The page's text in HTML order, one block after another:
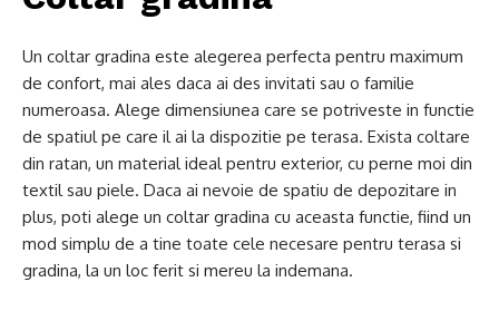
Un coltar gradina este alegerea perfecta pentru maximum
de confort, mai ales daca ai des invitati sau o familie
numeroasa. Alege dimensiunea care se potriveste in functie
de spatiul pe care il ai la dispozitie pe terasa. Exista coltare
din ratan, un material ideal pentru exterior, cu perne moi din
textil sau piele. Daca ai nevoie de spatiu de depozitare in
plus, poti alege un coltar gradina cu aceasta functie, fiind un
mod simplu de a tine toate cele necesare pentru terasa si
gradina, la un loc ferit si mereu la indemana.